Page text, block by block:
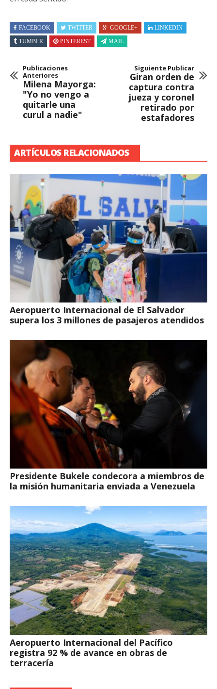
FACEBOOK TWITTER GOOGLE+
LINKEDIN
TUMBLR
PINTEREST MAIL
Publicaciones
Anteriores
Milena Mayorga:
"Yo no vengo a
quitarle una
curul a nadie"
Siguiente Publicar
Giran orden de
captura contra
jueza y coronel
retirado por
estafadores
ARTÍCULOS RELACIONADOS
Aeropuerto Internacional de El Salvador
supera los 3 millones de pasajeros atendidos
Presidente Bukele condecora a miembros de
la misión humanitaria enviada a Venezuela
Aeropuerto Internacional del Pacífico
registra 92 % de avance en obras de
terracería